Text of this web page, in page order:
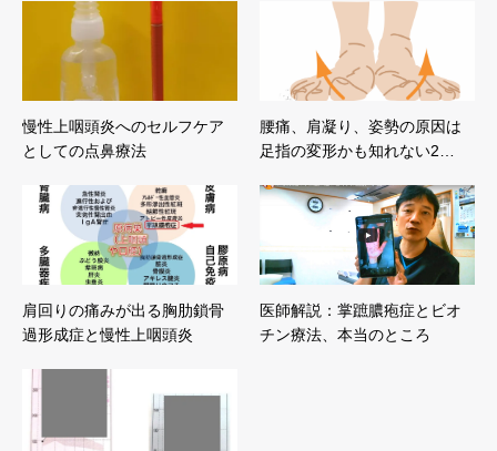
慢性上咽頭炎へのセルフケア
としての点鼻療法
腰痛、肩凝り、姿勢の原因は
足指の変形かも知れない2…
肩回りの痛みが出る胸肋鎖骨
過形成症と慢性上咽頭炎
医師解説：掌蹠膿疱症とビオ
チン療法、本当のところ